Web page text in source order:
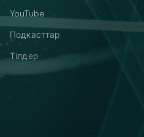
YouTube
Подкасттар
Тілдер